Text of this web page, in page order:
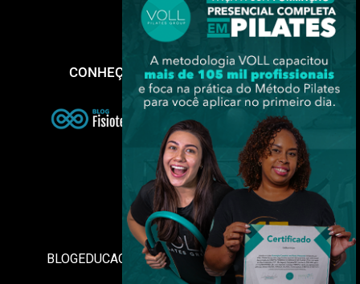
CONHEÇA NOSSOS OUTROS BLOGS:
CONTATO:
EMAIL:
BLOGEDUCACAOFISICA@GRUPOVOLL.COM.BR